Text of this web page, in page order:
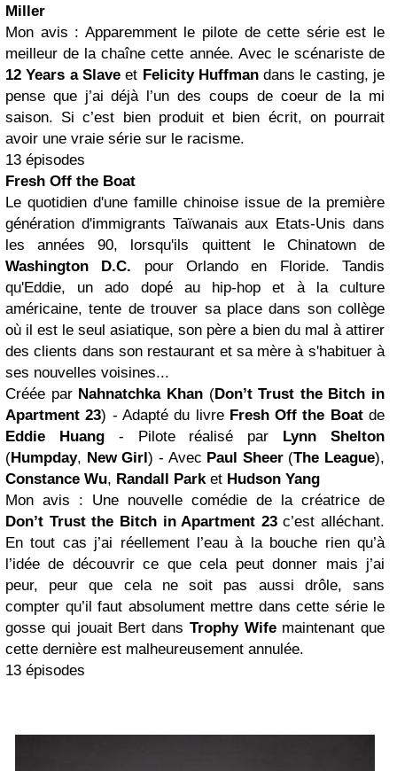
Miller
Mon avis : Apparemment le pilote de cette série est le
meilleur de la chaîne cette année. Avec le scénariste de
12 Years a Slaveet Felicity Huffmandans le casting, je
pense que j’ai déjà l’un des coups de coeur de la mi
saison. Si c’est bien produit et bien écrit, on pourrait
avoir une vraie série sur le racisme.
13 épisodes
Fresh Off the Boat
Le quotidien d'une famille chinoise issue de la première
génération d'immigrants Taïwanais aux Etats-Unis dans
les années 90, lorsqu'ils quittent le Chinatown de
Washington
D.C. pour Orlando en Floride. Tandis
qu'Eddie, un ado dopé au hip-hop et à la culture
américaine, tente de trouver sa place dans son collège
où il est le seul asiatique, son père a bien du mal à attirer
des clients dans son restaurant et sa mère à s'habituer à
ses nouvelles voisines...
Créée par Nahnatchka Khan(Don’tTrust the Bitch in
Apartment 23) - Adapté du livre Fresh Off the Boatde
Eddie Huang- Pilote réalisé par Lynn Shelton
(Humpday, New Girl) - Avec Paul Sheer(The League),
Constance Wu, Randall Park et Hudson Yang
Mon avis : Une nouvelle comédie de la créatrice de
Don’t Trust the Bitch in Apartment 23c’est alléchant.
En tout cas j’ai réellement l’eau à la bouche rien qu’à
l’idée de découvrir ce que cela peut donner mais j’ai
peur, peur que cela ne soit pas aussi drôle, sans
compter qu’il faut absolument mettre dans cette série le
gosse qui jouait Bert dans Trophy Wifemaintenant que
cette dernière est malheureusement annulée.
13 épisodes